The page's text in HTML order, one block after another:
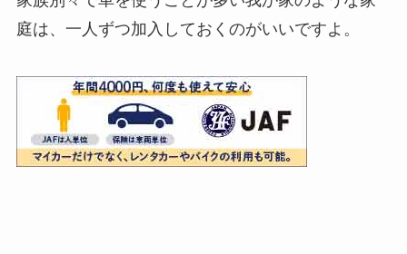
庭は、一人ずつ加入しておくのがいいですよ。